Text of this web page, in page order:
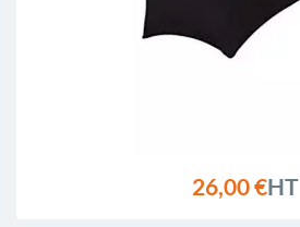
26,00 €HT